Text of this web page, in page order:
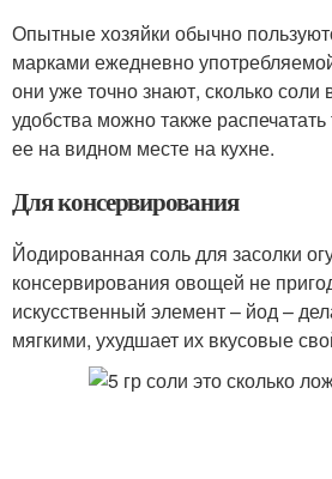
Опытные хозяйки обычно
марками ежедневно
они уже точно знают, сколько
удобства можно также
ее на видном месте на кухне.
Для консервирования
Йодированная соль для засолки
консервирования овощей не
искусственный элемент – йод –
мягкими, ухудшает их вкусовые